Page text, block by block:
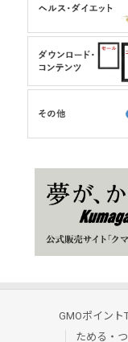
GMOポイント
ためる・